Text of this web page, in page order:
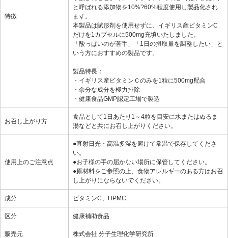
特徴
と呼ばれる添加物を10%?60%程度使用し製品化され
ます。
本製品は賦形剤を使用せずに、イギリス産ビタミンC
だけを1カプセルに500mg充填いたしました。
「酸っぱいのが苦手」「1日の摂取量を調整したい」と
いう方におすすめの製品です。
製品特長：
・イギリス産ビタミンＣのみを1粒に500mg配合
・余分な成分を極力排除
・健康食品GMP認定工場で製造
お召し上がり方
食品として1日あたり1～4粒を目安に水またはぬるま
湯などと共にお召し上がりください。
使用上のご注意点
●直射日光・高温多湿を避けて常温で保存してくださ
い。
●お子様の手の届かない場所に保管してください。
●原材料をご参照の上、食物アレルギーのある方はお召
し上がりにならないでください。
成分 ビタミンC、HPMC
区分 健康補助食品
販売元 株式会社 分子生理化学研究所